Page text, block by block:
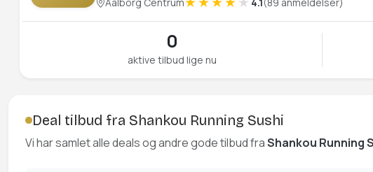
0
aktive tilbud lige nu
Deal tilbud fra Shankou Running Sushi
Vi har samlet alle deals og andre gode tilbud fraShankou Running